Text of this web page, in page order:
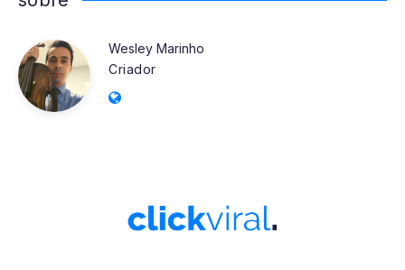
Wesley
Wesley Marinho
Criador
Website: